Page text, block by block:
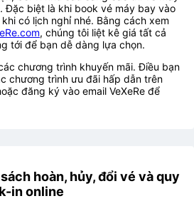
Đặc biệt là khi book vé máy bay vào
có lịch nghỉ nhé. Bằng cách xem
, chúng tôi liệt kê giá tất cả
tới để bạn dễ dàng lựa chọn.
chương trình khuyến mãi. Điều bạn
chương trình ưu đãi hấp dẫn trên
đăng ký vào email VeXeRe để
hoàn, hủy, đổi vé và quy
in online